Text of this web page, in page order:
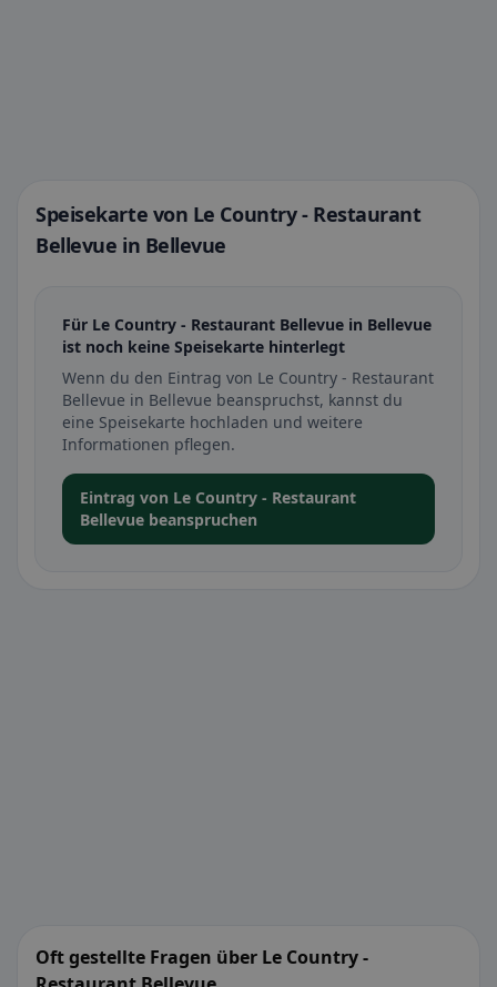
Speisekarte von Le Country - Restaurant
Bellevue in Bellevue
Für Le Country - Restaurant Bellevue in Bellevue
ist noch keine Speisekarte hinterlegt
Wenn du den Eintrag von Le Country - Restaurant
Bellevue in Bellevue beanspruchst, kannst du
eine Speisekarte hochladen und weitere
Informationen pflegen.
Eintrag von Le Country - Restaurant
Bellevue beanspruchen
Oft gestellte Fragen über Le Country -